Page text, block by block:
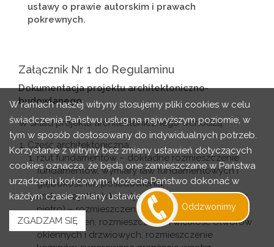
W ramach naszej witryny stosujemy pliki cookies w celu
świadczenia Państwu usług na najwyższym poziomie, w
tym w sposób dostosowany do indywidualnych potrzeb.
Korzystanie z witryny bez zmiany ustawień dotyczących
cookies oznacza, że będą one zamieszczane w Państwa
urządzeniu końcowym. Możecie Państwo dokonać w
każdym czasie zmiany ustawień dotyczących cookies.
ZGADZAM SIĘ
ustawy o prawie autorskim i prawach
pokrewnych.
Załącznik Nr 1 do Regulaminu
Dokumentacja projektu architektoniczno-
budowlanego.
W skład projektu architektonicznego wchodzą:
Część architektoniczna:
rzut fundamentów – dokładne rozmieszczenie
fundamentów, wymiary ław fundamentowych i
głębokość ich posadowienia,
rzuty wszystkich kondygnacji (np. parter, piwnica,
piętro) – rozmieszczenie i wymiary wszystkich
pomieszczeń, rozmieszczenie i wielkość otworów
okiennych i drzwiowych, rozmieszczenie
Oddzwonimy